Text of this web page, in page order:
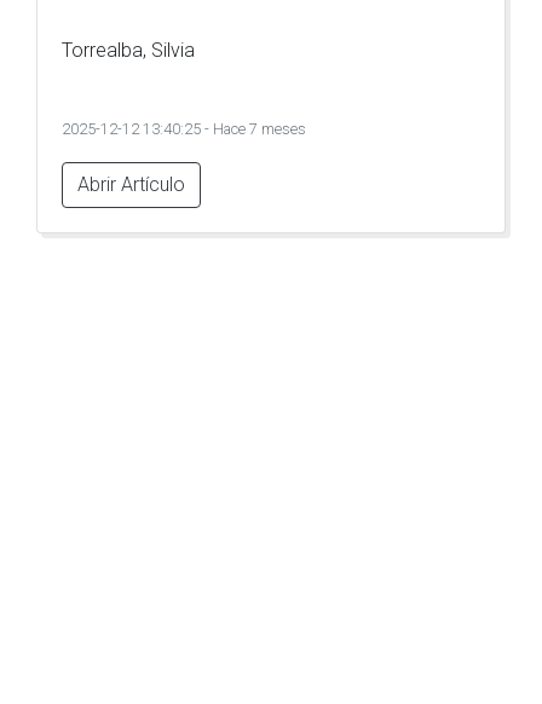
Torrealba, Silvia
2025-12-12 13:40:25 - Hace 7 meses
Abrir Artículo